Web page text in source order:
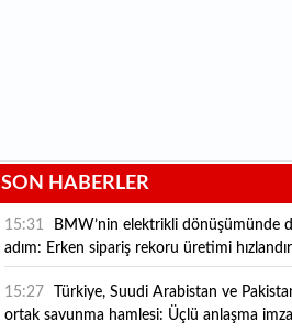
SON HABERLER
15:31
adım: Erken sipariş rekoru üretimi
BMW i3 Münih’te banttan indi
15:27
ortak savunma hamlesi: Üçlü anlaşma